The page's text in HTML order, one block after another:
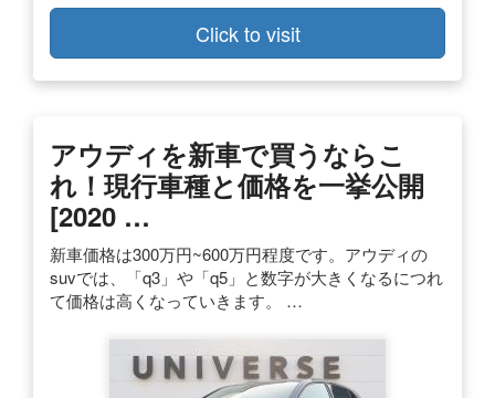
Click to visit
アウディを新車で買うならこ
れ！現行車種と価格を一挙公開
[2020 …
新車価格は300万円~600万円程度です。アウディの
suvでは、「q3」や「q5」と数字が大きくなるにつれ
て価格は高くなっていきます。 …